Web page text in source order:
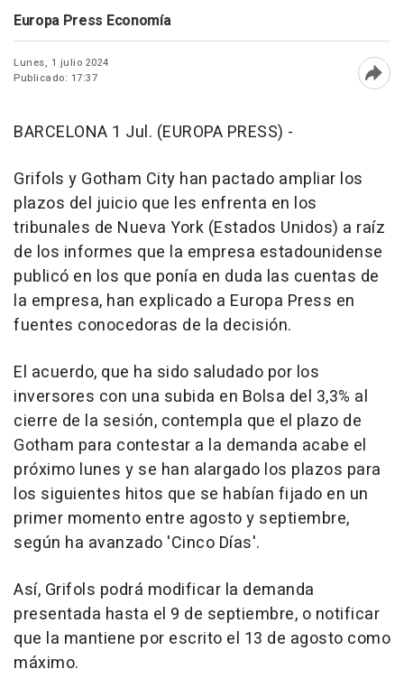
Europa Press Economía
Lunes, 1 julio 2024
Publicado: 17:37
BARCELONA 1 Jul. (EUROPA PRESS) -
Grifols y Gotham City han pactado ampliar los
plazos del juicio que les enfrenta en los
tribunales de Nueva York (Estados Unidos) a raíz
de los informes que la empresa estadounidense
publicó en los que ponía en duda las cuentas de
la empresa, han explicado a Europa Press en
fuentes conocedoras de la decisión.
El acuerdo, que ha sido saludado por los
inversores con una subida en Bolsa del 3,3% al
cierre de la sesión, contempla que el plazo de
Gotham para contestar a la demanda acabe el
próximo lunes y se han alargado los plazos para
los siguientes hitos que se habían fijado en un
primer momento entre agosto y septiembre,
según ha avanzado 'Cinco Días'.
Así, Grifols podrá modificar la demanda
presentada hasta el 9 de septiembre, o notificar
que la mantiene por escrito el 13 de agosto como
máximo.